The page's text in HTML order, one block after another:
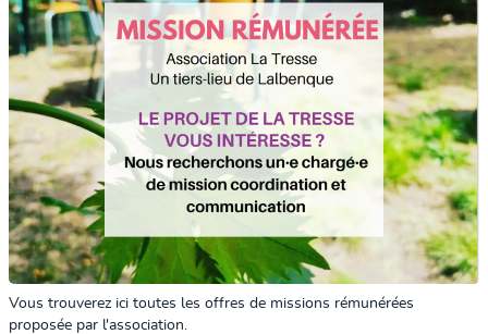
Vous trouverez ici toutes les offres de missions rémunérées
proposée par l'association.